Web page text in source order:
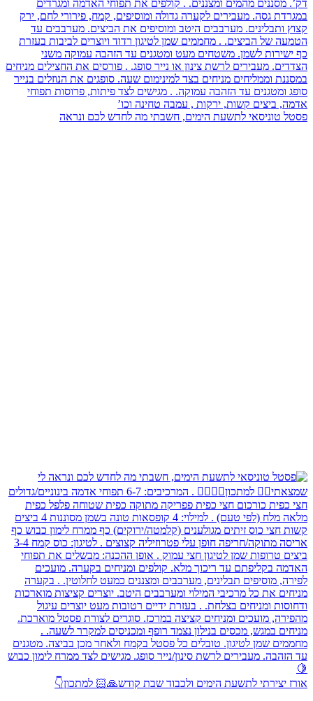
פסטל טוניסאי לתשעת הימים, חשבתי מה לחדש לכם ונראה
אורז יצירתי לתשעת הימים ולכבוד שבת קודש🙏🏻 למתכון👇